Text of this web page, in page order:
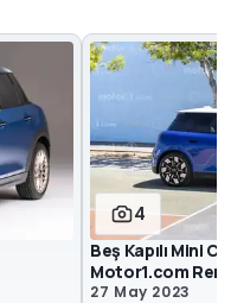
4
Beş Kapılı Mini
Motor1.com
27 May 2023